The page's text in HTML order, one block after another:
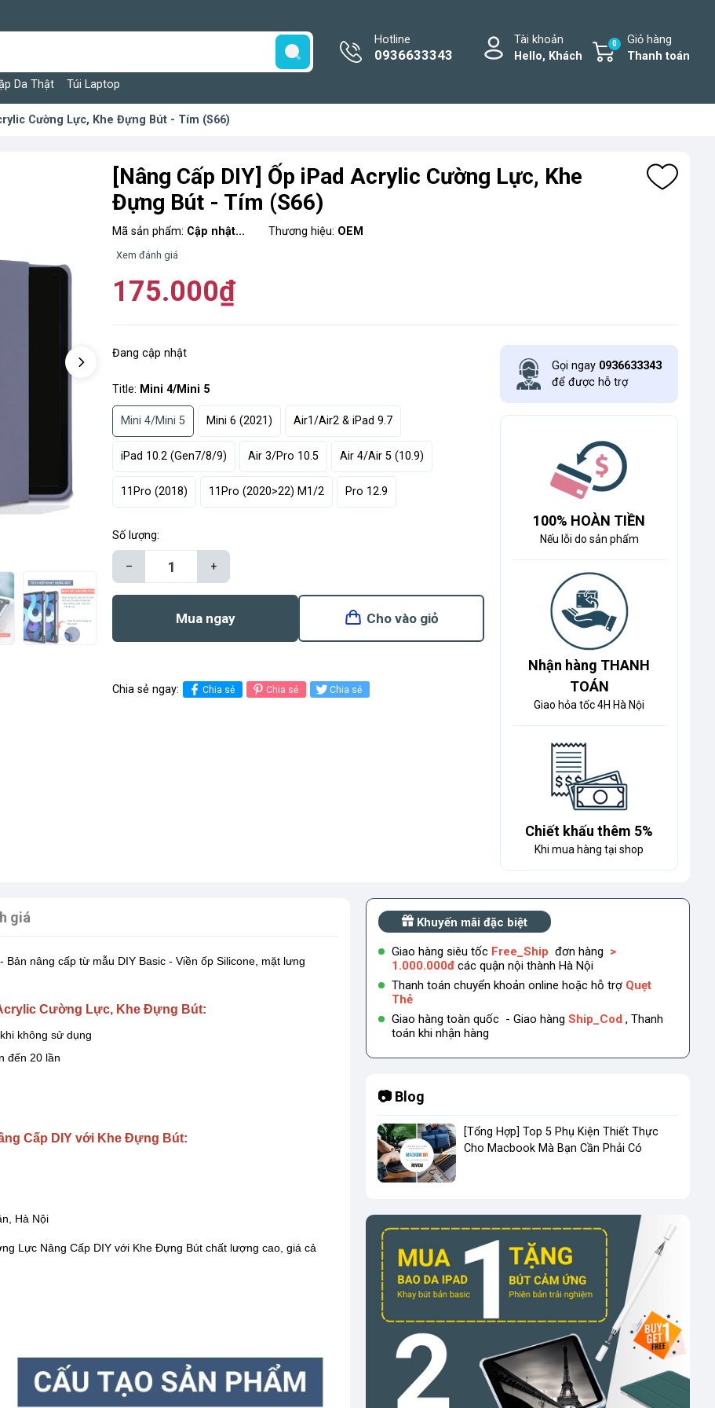
Da Thật Túi Laptop
Hotline
0936633343
Tài khoản
Hello, Khách
Giỏ hàng
Thanh toán
0
Cường Lực, Khe Đựng Bút - Tím (S66)
[Nâng Cấp DIY] Ốp iPad Acrylic Cường Lực, Khe
Đựng Bút - Tím (S66)
Mã sản phẩm: Cập nhật... Thương hiệu: OEM
Xem đánh giá
175.000₫
Đang cập nhật
Title: Mini 4/Mini 5
Mini 4/Mini 5 Mini 6 (2021) Air1/Air2 & iPad 9.7
iPad 10.2 (Gen7/8/9) Air 3/Pro 10.5 Air 4/Air 5 (10.9)
11Pro (2018) 11Pro (2020>22) M1/2 Pro 12.9
Số lượng:
– +
Mua ngay Cho vào giỏ
Chia sẻ ngay: Chia sẻ Chia sẻ Chia sẻ
Gọi ngay 0936633343
để được hỗ trợ
100% HOÀN TIỀN
Nếu lỗi do sản phẩm
Nhận hàng THANH
TOÁN
Giao hỏa tốc 4H Hà Nội
Chiết khấu thêm 5%
Khi mua hàng tại shop
giá
nâng cấp từ mẫu DIY Basic - Viền ốp Silicone, mặt lưng
Cường Lực, Khe Đựng Bút:
không sử dụng
đến 20 lần
Cấp DIY với Khe Đựng Bút:
Hà Nội
Lực Nâng Cấp DIY với Khe Đựng Bút chất lượng cao, giá cả
Khuyến mãi đặc biệt
Giao hàng siêu tốc Free_Ship đơn hàng >
1.000.000đ các quận nội thành Hà Nội
Thanh toán chuyển khoản online hoặc hỗ trợ Quẹt
Thẻ
Giao hàng toàn quốc - Giao hàng Ship_Cod , Thanh
toán khi nhận hàng
📷 Blog
[Tổng Hợp] Top 5 Phụ Kiện Thiết Thực
Cho Macbook Mà Bạn Cần Phải Có